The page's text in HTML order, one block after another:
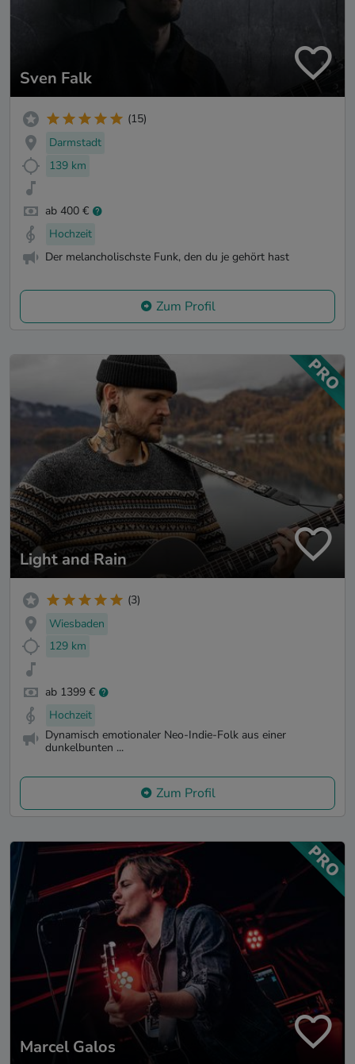
Sven Falk
(15)
Darmstadt
139 km
ab 400 €
Hochzeit
Der melancholischste Funk, den du je gehört hast
Zum Profil
Light and Rain
(3)
Wiesbaden
129 km
ab 1399 €
Hochzeit
Dynamisch emotionaler Neo-Indie-Folk aus einer
dunkelbunten ...
Zum Profil
Marcel Galos